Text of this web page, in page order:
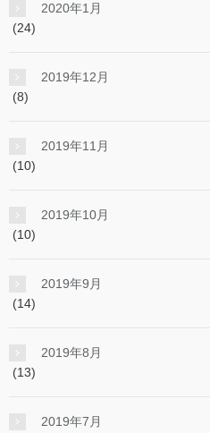
2020年1月
(24)
2019年12月
(8)
2019年11月
(10)
2019年10月
(10)
2019年9月
(14)
2019年8月
(13)
2019年7月